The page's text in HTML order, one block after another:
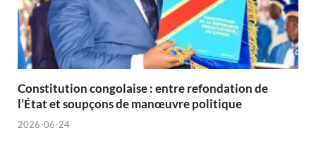
Constitution congolaise : entre refondation de
l’État et soupçons de manœuvre politique
2026-06-24